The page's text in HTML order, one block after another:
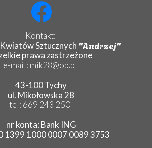
Kontakt:
Sztucznych "Andrzej"
prawa zastrzeżone
e-mail: mik28@op.pl
43-100 Tychy
ul. Mikołowska 28
tel: 669 243 250
nr konta: Bank ING
1399 1000 0007 0089 3753